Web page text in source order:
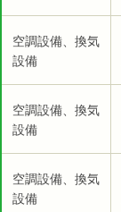
空調設備、換気
設備
空調設備、換気
設備
空調設備、換気
設備